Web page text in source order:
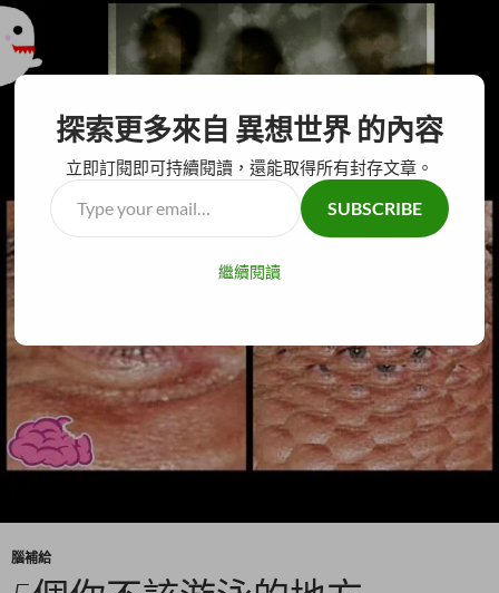
異想世界
內
容
腦補給
探索更多來自 異想世界 的內容
立即訂閱即可持續閱讀，還能取得所有封存文章。
Type
your
SUBSCRIBE
繼續閱讀